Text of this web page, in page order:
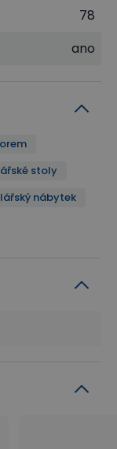
stranách
jsou hned 2
stranách
a
či Váš
78
ano
stoly
nábytek